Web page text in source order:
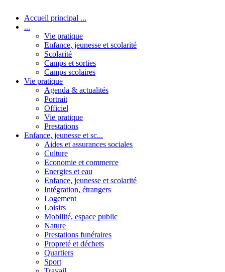
Accueil principal ...
...
Vie pratique
Enfance, jeunesse et scolarité
Scolarité
Camps et sorties
Camps scolaires
Vie pratique
Agenda & actualités
Portrait
Officiel
Vie pratique
Prestations
Enfance, jeunesse et sc...
Aides et assurances sociales
Culture
Economie et commerce
Energies et eau
Enfance, jeunesse et scolarité
Intégration, étrangers
Logement
Loisirs
Mobilité, espace public
Nature
Prestations funéraires
Propreté et déchets
Quartiers
Sport